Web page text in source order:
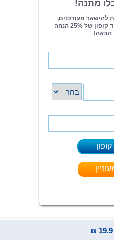
19.9 ₪